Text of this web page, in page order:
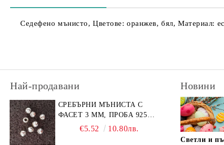
Седефено мънисто, Цветове: оранжев, бял, Материал:
Най-продавани
СРЕБЪРНИ МЪНИСТА С
ФАСЕТ 3 ММ, ПРОБА 925
(10БР)€5.52 10.80лв.
Новини
Светли и